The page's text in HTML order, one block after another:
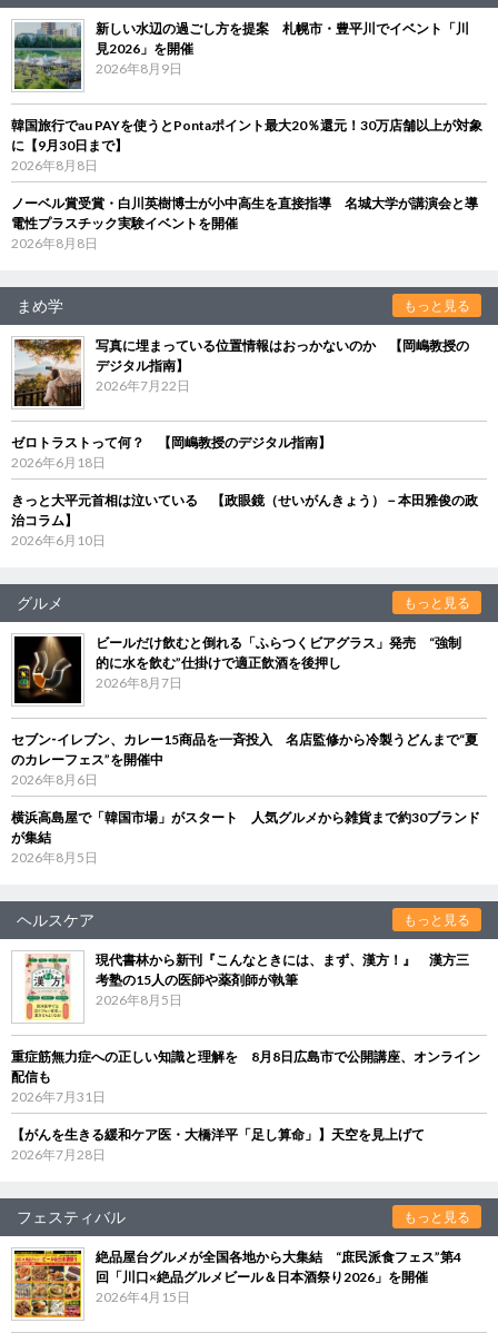
新しい水辺の過ごし方を提案 札幌市・豊平川でイベント「川
見2026」を開催
2026年8月9日
韓国旅行でau PAYを使うとPontaポイント最大20％還元！30万店舗以上が対象
に【9月30日まで】
2026年8月8日
ノーベル賞受賞・白川英樹博士が小中高生を直接指導 名城大学が講演会と導
電性プラスチック実験イベントを開催
2026年8月8日
まめ学 もっと見る
写真に埋まっている位置情報はおっかないのか 【岡嶋教授の
デジタル指南】
2026年7月22日
ゼロトラストって何？ 【岡嶋教授のデジタル指南】
2026年6月18日
きっと大平元首相は泣いている 【政眼鏡（せいがんきょう）－本田雅俊の政
治コラム】
2026年6月10日
グルメ もっと見る
ビールだけ飲むと倒れる「ふらつくビアグラス」発売 “強制
的に水を飲む”仕掛けで適正飲酒を後押し
2026年8月7日
セブン‐イレブン、カレー15商品を一斉投入 名店監修から冷製うどんまで“夏
のカレーフェス”を開催中
2026年8月6日
横浜高島屋で「韓国市場」がスタート 人気グルメから雑貨まで約30ブランド
が集結
2026年8月5日
ヘルスケア もっと見る
現代書林から新刊『こんなときには、まず、漢方！』 漢方三
考塾の15人の医師や薬剤師が執筆
2026年8月5日
重症筋無力症への正しい知識と理解を 8月8日広島市で公開講座、オンライン
配信も
2026年7月31日
【がんを生きる緩和ケア医・大橋洋平「足し算命」】天空を見上げて
2026年7月28日
フェスティバル もっと見る
絶品屋台グルメが全国各地から大集結 “庶民派食フェス”第4
回「川口×絶品グルメビール＆日本酒祭り2026」を開催
2026年4月15日